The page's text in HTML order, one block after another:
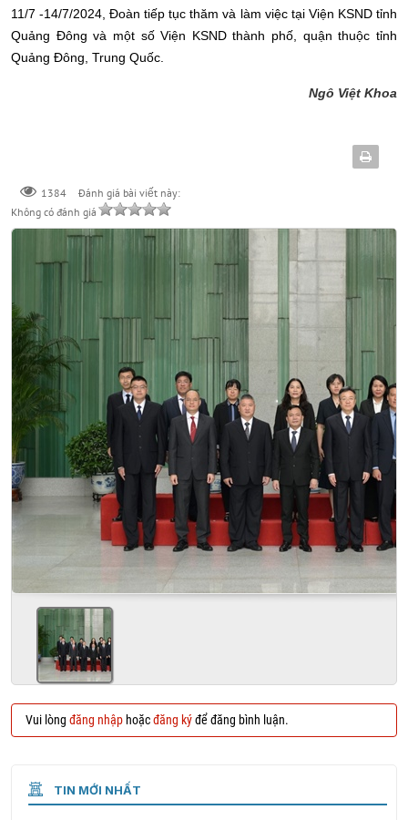
11/7 -14/7/2024, Đoàn tiếp tục thăm và làm việc tại Viện KSND tỉnh
Quảng Đông và một số Viện KSND thành phố, quận thuộc tỉnh
Quảng Đông, Trung Quốc.
Ngô Việt Khoa
1384
Đánh giá bài viết này:
Không có đánh giá
Vui lòng đăng nhậphoặcđăng kýđể đăng bình luận.
TIN MỚI NHẤT